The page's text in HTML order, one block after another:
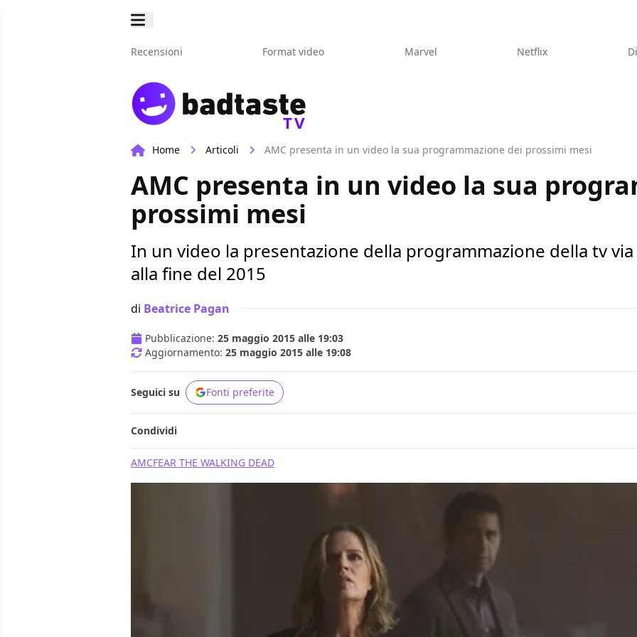
Recensioni Format video Marvel Netflix
TV
Home Articoli AMC presenta in un video la sua programmazione dei prossimi mesi
AMC presenta in un video la sua
prossimi mesi
In un video la presentazione della programmazione della tv
alla fine del 2015
di Beatrice Pagan
Pubblicazione: 25 maggio 2015 alle 19:03
Aggiornamento: 25 maggio 2015 alle 19:08
Seguici su Fonti preferite
Condividi
AMCFEAR THE WALKING DEAD